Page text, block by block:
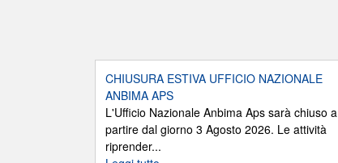
CHIUSURA ESTIVA UFFICIO NAZIONALE
ANBIMA APS
L'Ufficio Nazionale Anbima Aps sarà chiuso a
partire dal giorno 3 Agosto 2026. Le attività
riprender...